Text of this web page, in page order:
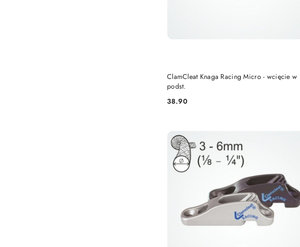
ClamCleat Knaga Racing Micro - wcięcie w
podst.
Cena:
38.90
DO KOSZYKA